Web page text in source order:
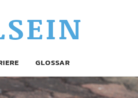
GLOSSAR